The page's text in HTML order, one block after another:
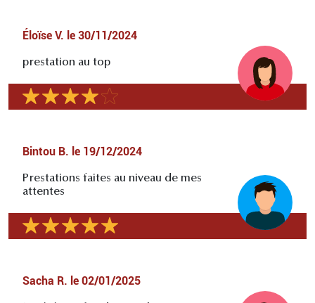
Éloïse V. le 30/11/2024
prestation au top
Bintou B. le 19/12/2024
Prestations faites au niveau de mes
attentes
Sacha R. le 02/01/2025